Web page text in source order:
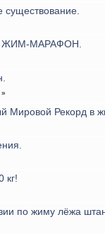
существование.
ЖИМ-МАРАФОН.
»
Мировой Рекорд в
кг!
по жиму лёжа